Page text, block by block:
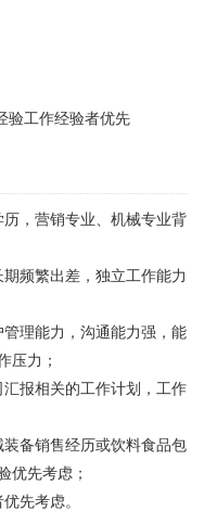
验工作经验者优先
历，营销专业、机械专业背
频繁出差， 独立工作能力
理能力，沟通能力强，能
压力；
报相关的工作计划，工作
备销售经历或饮料食品包
优先考虑；
先考虑。